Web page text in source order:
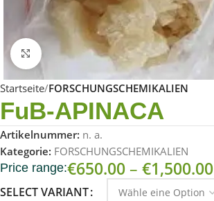
Click to enlarge
Startseite FORSCHUNGSCHEMIKALIEN
FuB-APINACA
Artikelnummer: n. a.
Kategorie: FORSCHUNGSCHEMIKALIEN
Price range:€650.00 – €1,500.00
SELECT VARIANT